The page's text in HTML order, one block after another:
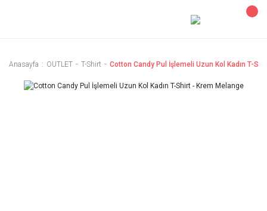
Anasayfa OUTLET T-Shirt Cotton Candy Pul İşlemeli Uzun Kol Kadın T-